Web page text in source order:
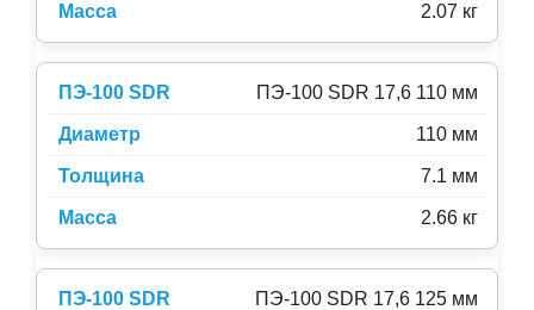
2.07 кг
ПЭ-100 SDR 17,6 110 мм
110 мм
7.1 мм
2.66 кг
ПЭ-100 SDR 17,6 125 мм